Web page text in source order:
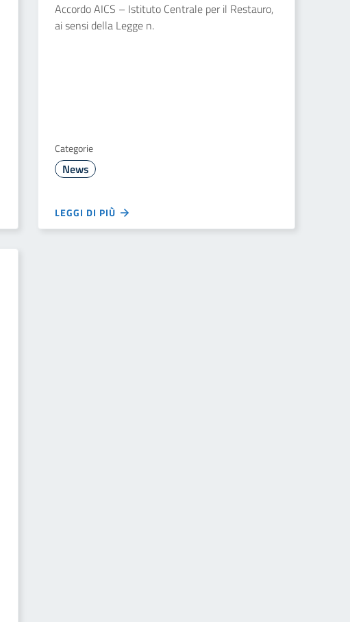
Accordo AICS – Istituto Centrale per il Restauro,
ai sensi della Legge n.
Categorie
News
LEGGI DI PIÙ